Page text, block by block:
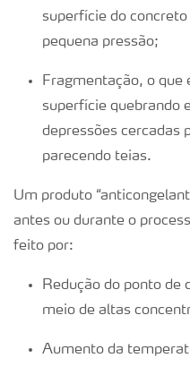
superfície do
pequena pressão;
Fragmentação, o que
superfície quebrando
depressões cercadas
parecendo teias.
Um produto
antes ou durante o
feito por:
Redução do ponto de
meio de altas
Aumento da